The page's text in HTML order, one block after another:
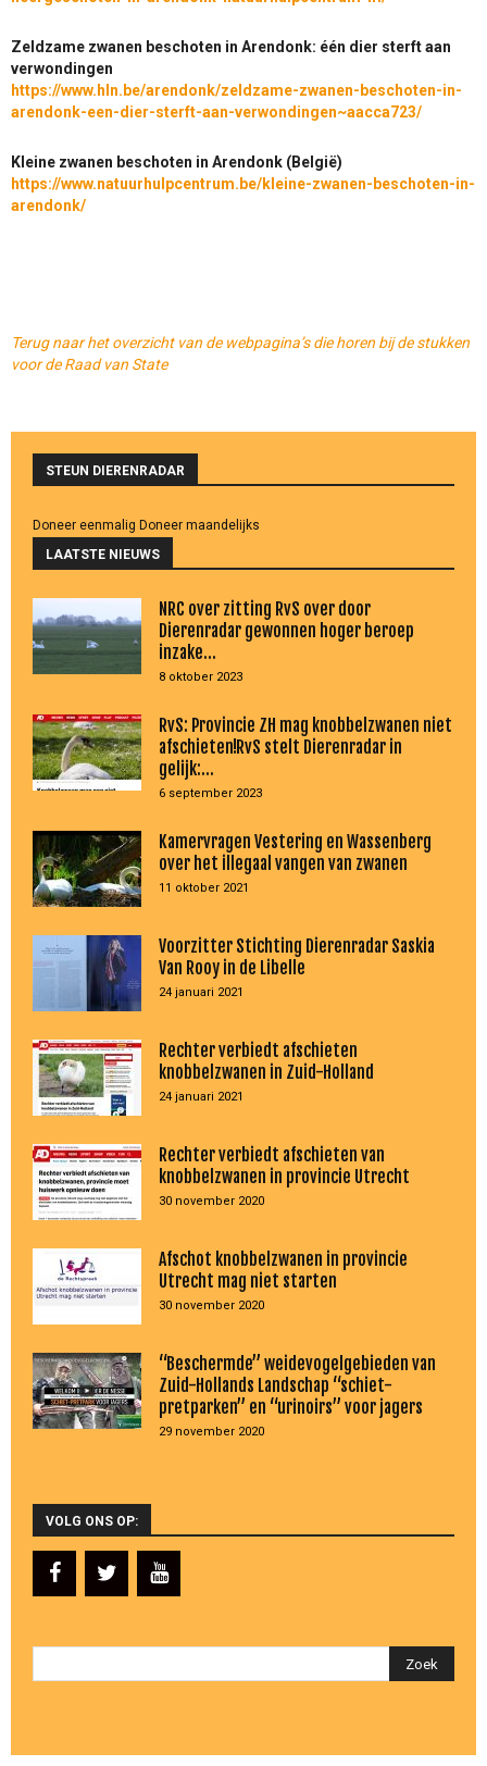
Zeldzame zwanen beschoten in Arendonk: één dier sterft aan
verwondingen
https://www.hln.be/arendonk/zeldzame-zwanen-beschoten-in-
arendonk-een-dier-sterft-aan-verwondingen~aacca723/
Kleine zwanen beschoten in Arendonk (België)
https://www.natuurhulpcentrum.be/kleine-zwanen-beschoten-in-
arendonk/
Terug naar het overzicht van de webpagina’s die horen bij de stukken
voor de Raad van State
STEUN DIERENRADAR
Doneer eenmalig Doneer maandelijks
LAATSTE NIEUWS
NRC over zitting RvS over door
Dierenradar gewonnen hoger beroep
inzake...
8 oktober 2023
RvS: Provincie ZH mag knobbelzwanen niet
afschieten!RvS stelt Dierenradar in
gelijk:...
6 september 2023
Kamervragen Vestering en Wassenberg
over het illegaal vangen van zwanen
11 oktober 2021
Voorzitter Stichting Dierenradar Saskia
Van Rooy in de Libelle
24 januari 2021
Rechter verbiedt afschieten
knobbelzwanen in Zuid-Holland
24 januari 2021
Rechter verbiedt afschieten van
knobbelzwanen in provincie Utrecht
30 november 2020
Afschot knobbelzwanen in provincie
Utrecht mag niet starten
30 november 2020
“Beschermde” weidevogelgebieden van
Zuid-Hollands Landschap “schiet-
pretparken” en “urinoirs” voor jagers
29 november 2020
VOLG ONS OP: